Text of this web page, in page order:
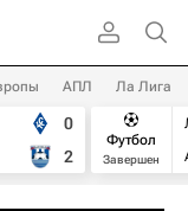
АПЛ Ла Лига
0
2
Футбол
Завершен